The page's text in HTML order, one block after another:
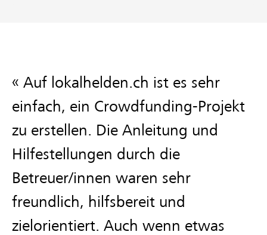
Auf lokalhelden.ch ist es sehr
einfach, ein Crowdfunding-Projekt
zu erstellen. Die Anleitung und
Hilfestellungen durch die
Betreuer/innen waren sehr
freundlich, hilfsbereit und
zielorientiert. Auch wenn etwas